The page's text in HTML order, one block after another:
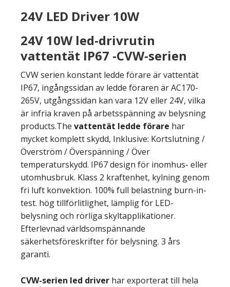
24V LED Driver 10W
24V 10W led-drivrutin
vattentät IP67 -CVW-serien
CVW serien konstant ledde förare är vattentät
IP67, ingångssidan av ledde föraren är AC170-
265V, utgångssidan kan vara 12V eller 24V, vilka
är infria kraven på arbetsspänning av belysning
products.The vattentät ledde förare har
mycket komplett skydd, Inklusive: Kortslutning /
Överström / Överspänning / Över
temperaturskydd. IP67 design för inomhus- eller
utomhusbruk. Klass 2 kraftenhet, kylning genom
fri luft konvektion. 100% full belastning burn-in-
test. hög tillförlitlighet, lämplig för LED-
belysning och rörliga skyltapplikationer.
Efterlevnad världsomspännande
säkerhetsföreskrifter för belysning. 3 års
garanti.
CVW-serien led driver har exporterat till hela